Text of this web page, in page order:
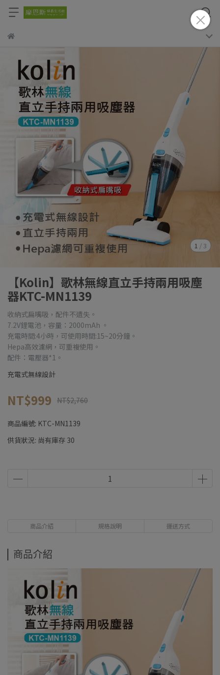
1 / 3
【Kolin】歌林無線直立手持兩用吸塵
器KTC-MN1139
收納式扁嘴吸，配件不遺失。
7.2V鋰電池，容量：2000mAh 。
充電時間:4小時，可使用時間:15~20分鐘。
Hepa高效濾網，可重複使用。
配件：電壓器*1。
充電式無線設計
NT$999 NT$2,760
商品編號: KTC-MN1139
供貨狀況: 尚有庫存 30
商品介紹 規格說明 運送方式
商品介紹